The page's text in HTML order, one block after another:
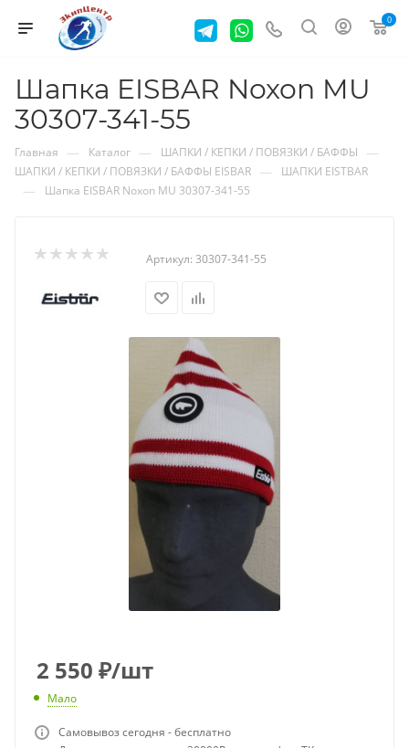
0
Шапка EISBAR Noxon MU
30307-341-55
Главная — Каталог — ШАПКИ / КЕПКИ / ПОВЯЗКИ / БАФФЫ —
ШАПКИ / КЕПКИ / ПОВЯЗКИ / БАФФЫ EISBAR — ШАПКИ EISTBAR
— Шапка EISBAR Noxon MU 30307-341-55
Артикул: 30307-341-55
2 550 ₽/шт
Мало
Самовывоз сегодня - бесплатно